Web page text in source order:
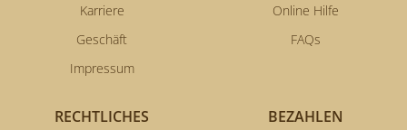
Karriere
Geschäft
Impressum
Online Hilfe
FAQs
RECHTLICHES BEZAHLEN